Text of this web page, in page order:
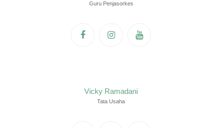
Guru Penjasorkes
Vicky Ramadani
Tata Usaha